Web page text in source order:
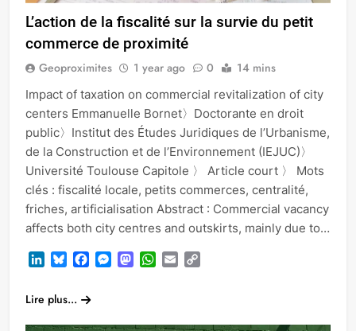
L’action de la fiscalité sur la survie du petit
commerce de proximité
Geoproximites 1 year ago 0 14 mins
Impact of taxation on commercial revitalization of city
centers Emmanuelle Bornet〉Doctorante en droit
public〉Institut des Études Juridiques de l’Urbanisme,
de la Construction et de l’Environnement (IEJUC)〉
Université Toulouse Capitole 〉 Article court 〉 Mots
clés : fiscalité locale, petits commerces, centralité,
friches, artificialisation Abstract : Commercial vacancy
affects both city centres and outskirts, mainly due to…
LinkedInBlueskyFacebook
Messenger
Mastodon
WhatsApp
Email
Lire plus...